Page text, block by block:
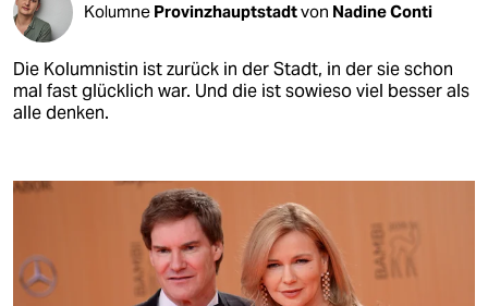
Kolumne Provinzhauptstadtvon Nadine Conti
Die Kolumnistin ist zurück in der Stadt, in der sie schon
mal fast glücklich war. Und die ist sowieso viel besser als
alle denken.